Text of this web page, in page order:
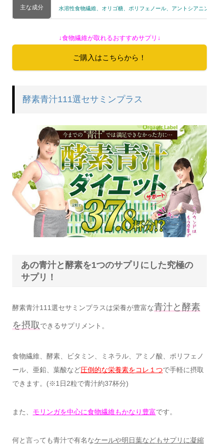
主な成分 水溶性食物繊維、オリゴ糖、ポリフェノール、アントシアニン、
↓食物繊維が取れるおすすめサプリ↓
ご購入はこちらから！
酵素青汁111選セサミンプラス
あの青汁と酵素を1つのサプリにした究極の
サプリ！
酵素青汁111選セサミンプラスは栄養が豊富な青汁と酵素
を摂取できるサプリメント。
食物繊維、酵素、ビタミン、ミネラル、アミノ酸、ポリフェノ
ール、亜鉛、葉酸など圧倒的な栄養素をコレ１つで手軽に摂取
できます。(※1日2粒で青汁約37杯分)
また、 モリンガを中心に食物繊維もかなり豊富です。
何と言っても青汁で有名なケールや明日葉などもサプリに凝縮